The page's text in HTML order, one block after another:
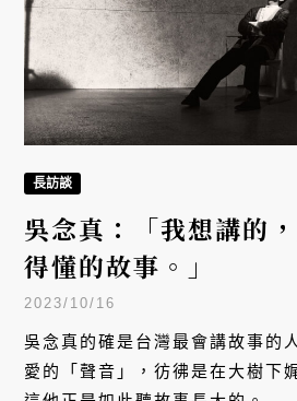
長訪談
吳念真：「我想講的
得懂的故事。」
2023/10/16
吳念真的確是台灣最會講故事的
愛的「聲音」，彷彿是在大樹下